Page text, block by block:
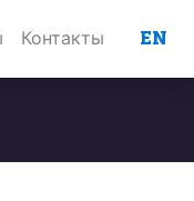
Контакты EN